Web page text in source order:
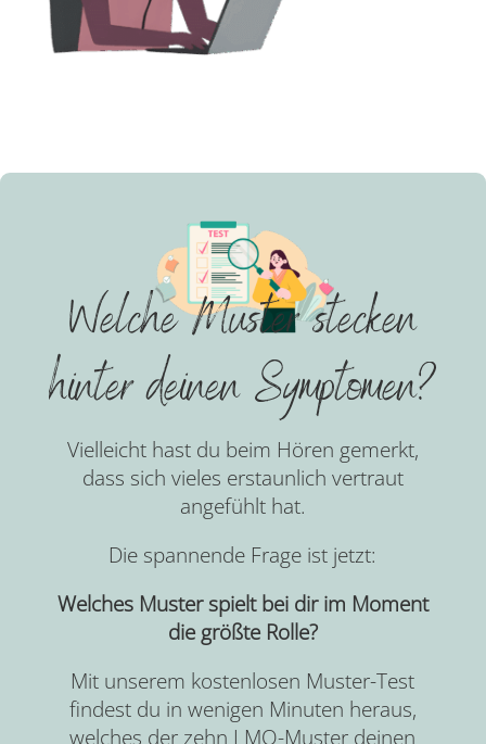
Welche Muster stecken
hinter deinen Symptomen?
Vielleicht hast du beim Hören gemerkt,
dass sich vieles erstaunlich vertraut
angefühlt hat.
Die spannende Frage ist jetzt:
Welches Muster spielt bei dir im Moment
die größte Rolle?
Mit unserem kostenlosen Muster-Test
findest du in wenigen Minuten heraus,
welches der zehn LMO-Muster deinen